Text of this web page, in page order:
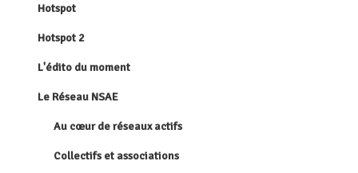
Hotspot
Hotspot 2
L'édito du moment
Le Réseau NSAE
Au cœur de réseaux actifs
Collectifs et associations